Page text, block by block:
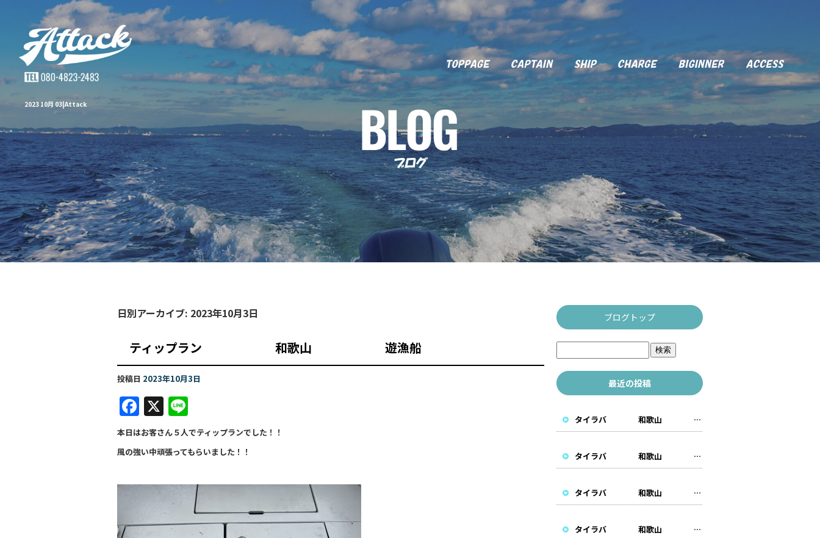
2023 10月 03|Attack
日別アーカイブ: 2023年10月3日
ティップラン 和歌山 遊漁船
投稿日 2023年10月3日
F
a
c
e
b
o
o
X
n
e
本日はお客さん５人でティップランでした！！
風の強い中頑張ってもらいました！！
ブログトップ
最近の投稿
タイラバ 和歌山 遊漁船
タイラバ 和歌山 遊漁船
タイラバ 和歌山 遊漁船
タイラバ 和歌山 遊漁船